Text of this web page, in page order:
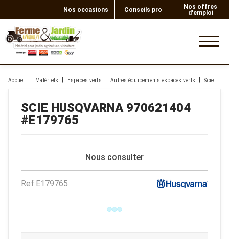
Nos occasions Conseils pro
Nos offres
d'emploi
Accueil Matériels Espaces verts Autres équipements espaces verts Scie
SCIE HUSQVARNA 970621404
#E179765
Nous consulter
Ref. E179765